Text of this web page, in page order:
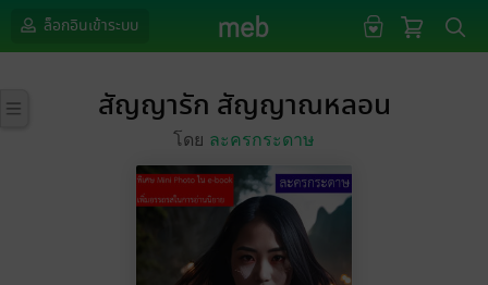
ล็อกอินเข้าระบบ
สัญญารัก สัญญาณหลอน
โดย ละครกระดาษ